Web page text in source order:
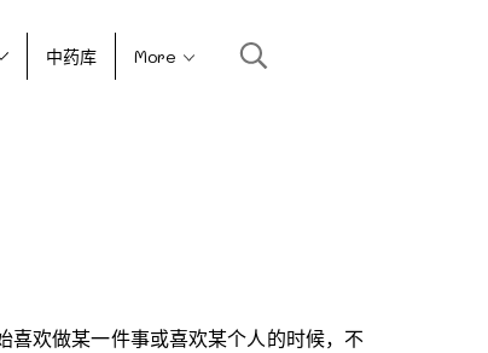
中药库 More
喜欢做某一件事或喜欢某个人的时候，不